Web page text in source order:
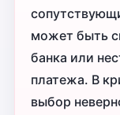
может быть
банка или
платежа. В
выбор